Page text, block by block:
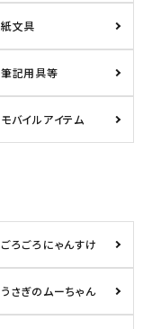
紙文具
筆記用具等
モバイルアイテム
ごろごろにゃんすけ
うさぎのムーちゃん